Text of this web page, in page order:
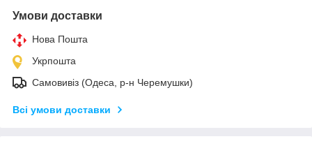
Умови доставки
Нова Пошта
Укрпошта
Самовивіз (Одеса, р-н Черемушки)
Всі умови доставки